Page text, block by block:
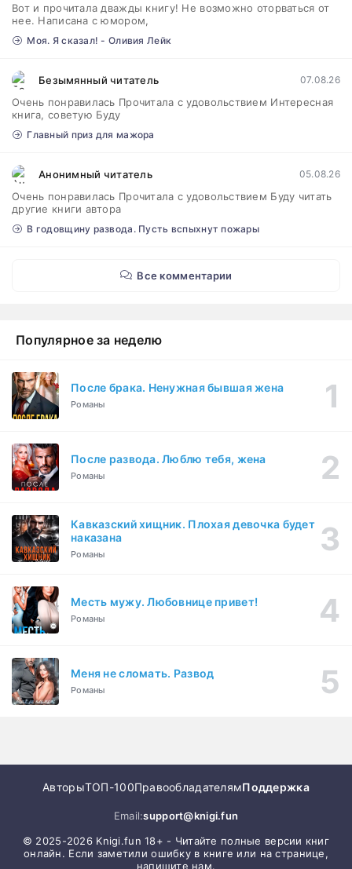
Вот и прочитала дважды книгу! Не возможно оторваться от
нее. Написана с юмором,
Моя. Я сказал! - Оливия Лейк
Безымянный читатель 07.08.26
Очень понравилась Прочитала с удовольствием Интересная
книга, советую Буду
Главный приз для мажора
Анонимный читатель 05.08.26
Очень понравилась Прочитала с удовольствием Буду читать
другие книги автора
В годовщину развода. Пусть вспыхнут пожары
Все комментарии
Популярное за неделю
После брака. Ненужная бывшая жена
Романы
После развода. Люблю тебя, жена
Романы
Кавказский хищник. Плохая девочка будет
наказана
Романы
Месть мужу. Любовнице привет!
Романы
Меня не сломать. Развод
Романы
АвторыТОП-100ПравообладателямПоддержка
Email:support@knigi.fun
© 2025-2026 Knigi.fun 18+ - Читайте полные версии книг
онлайн. Если заметили ошибку в книге или на странице,
напишите нам.